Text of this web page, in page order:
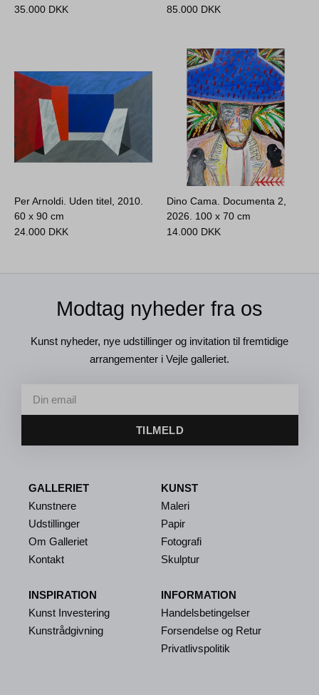
35.000 DKK
85.000 DKK
Per Arnoldi. Uden titel, 2010.
60 x 90 cm
24.000 DKK
Dino Cama. Documenta 2,
2026. 100 x 70 cm
14.000 DKK
Modtag nyheder fra os
Kunst nyheder, nye udstillinger og invitation til fremtidige
arrangementer i Vejle galleriet.
TILMELD
GALLERIET
Kunstnere
Udstillinger
Om Galleriet
Kontakt
INSPIRATION
Kunst Investering
Kunstrådgivning
KUNST
Maleri
Papir
Fotografi
Skulptur
INFORMATION
Handelsbetingelser
Forsendelse og Retur
Privatlivspolitik